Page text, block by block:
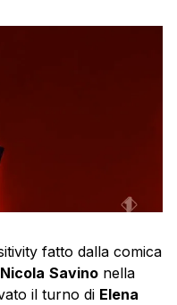
fatto dalla comica
Nicola Savino nella
il turno di Elena